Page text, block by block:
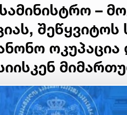
–
ოკუპაცია